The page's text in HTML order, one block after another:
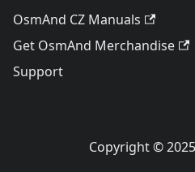
OsmAnd CZ Manuals
Get OsmAnd Merchandise
Support
Copyright ©